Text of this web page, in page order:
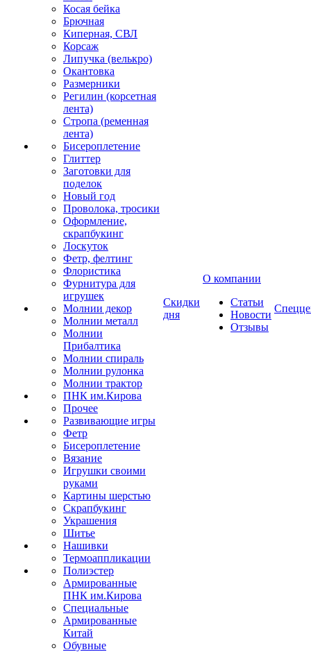
Косая бейка
Брючная
Киперная, СВЛ
Корсаж
Липучка (велькро)
Окантовка
Размерники
Регилин (корсетная
лента)
Стропа (ременная
лента)
Бисероплетение
Глиттер
Заготовки для
поделок
Новый год
Проволока, тросики
Оформление,
скрапбукинг
Лоскуток
Фетр, фелтинг
Флористика
Фурнитура для
игрушек
Молнии декор
Молнии металл
Молнии
Прибалтика
Молнии спираль
Молнии рулонка
Молнии трактор
ПНК им.Кирова
Прочее
Развивающие игры
Фетр
Бисероплетение
Вязание
Игрушки своими
руками
Картины шерстью
Скрапбукинг
Украшения
Шитье
Нашивки
Термоаппликации
Полиэстер
Армированные
ПНК им.Кирова
Специальные
Армированные
Китай
Обувные
Скидки
дня
О компании
Статьи
Новости
Отзывы